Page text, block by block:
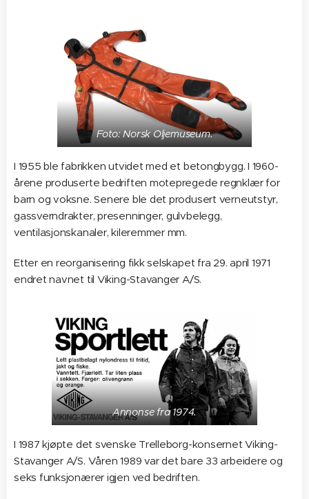
Foto: Norsk Oljemuseum.
I 1955 ble fabrikken utvidet med et betongbygg. I 1960-
årene produserte bedriften motepregede regnklær for
barn og voksne. Senere ble det produsert verneutstyr,
gassverndrakter, presenninger, gulvbelegg,
ventilasjonskanaler, kileremmer mm.
Etter en reorganisering fikk selskapet fra 29. april 1971
endret navnet til Viking-Stavanger A/S.
Annonse fra 1974.
I 1987 kjøpte det svenske Trelleborg-konsernet Viking-
Stavanger A/S. Våren 1989 var det bare 33 arbeidere og
seks funksjonærer igjen ved bedriften.